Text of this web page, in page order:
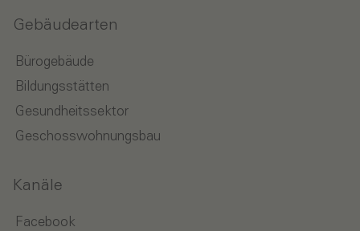
Gebäudearten
Bürogebäude
Bildungsstätten
Gesundheitssektor
Geschosswohnungsbau
Kanäle
Facebook